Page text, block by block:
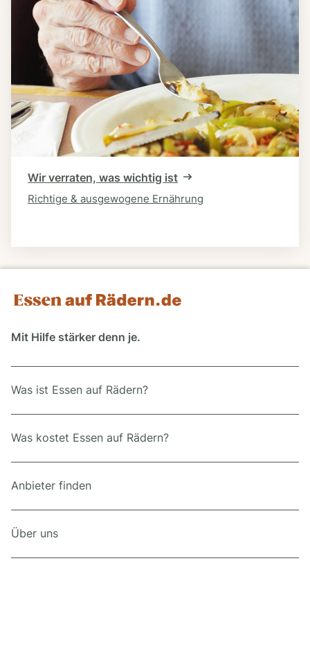
Wir verraten, was wichtig ist
Richtige & ausgewogene Ernährung
Mit Hilfe stärker denn je.
Was ist Essen auf Rädern?
Was kostet Essen auf Rädern?
Anbieter finden
Über uns